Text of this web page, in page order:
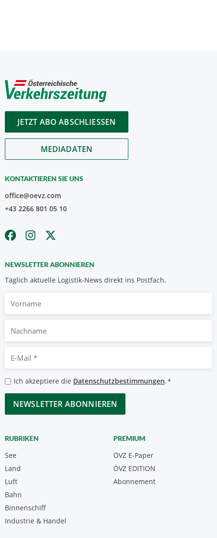
JETZT ABO ABSCHLIESSEN
MEDIADATEN
KONTAKTIEREN SIE UNS
office@oevz.com
+43 2266 801 05 10
NEWSLETTER ABONNIEREN
Täglich aktuelle Logistik-News direkt ins Postfach.
Nachname
Mail
*
Datenschutzbestimmungen
*
Ich akzeptiere die Datenschutzbestimmungen.*
CAPTCHA
RUBRIKEN
See
Land
Luft
Bahn
Binnenschiff
Industrie & Handel
PREMIUM
ÖVZ E-Paper
Abonnement
ÖVZ EDITION